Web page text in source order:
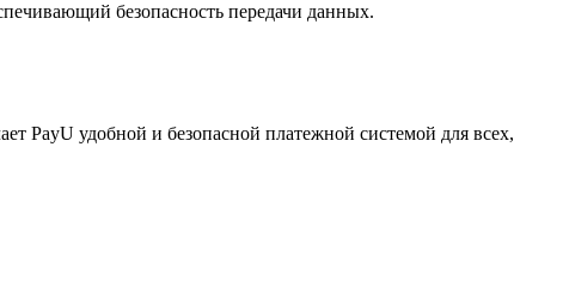
безопасность передачи данных.
PayU удобной и безопасной платежной системой для всех,